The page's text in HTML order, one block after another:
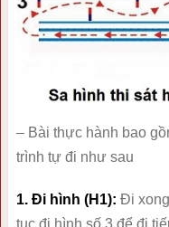
– Bài thực hành bao
trình tự đi như sau
1. Đi hình (H1): Đi